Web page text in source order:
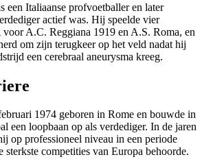
een Italiaanse profvoetballer en later
actief was. Hij speelde vier
voor A.C. Reggiana 1919 en A.S. Roma, en
om zijn terugkeer op het veld nadat hij
een cerebraal aneurysma kreeg.
1974 geboren in Rome en bouwde in
een loopbaan op als verdediger. In de jaren
op professioneel niveau in een periode
sterkste competities van Europa behoorde.